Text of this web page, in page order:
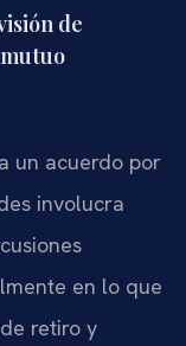
de
un acuerdo por
involucra
en lo que
retiro y